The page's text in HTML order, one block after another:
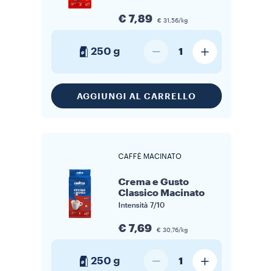
€ 7,89 € 31,56/kg
250 g 1
AGGIUNGI AL CARRELLO
CAFFÈ MACINATO
Crema e Gusto
Classico Macinato
Intensità 7/10
€ 7,69 € 30,76/kg
250 g 1